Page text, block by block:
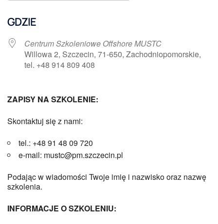
GDZIE
Centrum Szkoleniowe Offshore MUSTC
Willowa 2, Szczecin, 71-650, Zachodniopomorskie,
tel. +48 914 809 408
ZAPISY NA SZKOLENIE:
Skontaktuj się z nami:
tel.: +48 91 48 09 720
e-mail: mustc@pm.szczecin.pl
Podając w wiadomości Twoje imię i nazwisko oraz nazwę
szkolenia.
INFORMACJE O SZKOLENIU: